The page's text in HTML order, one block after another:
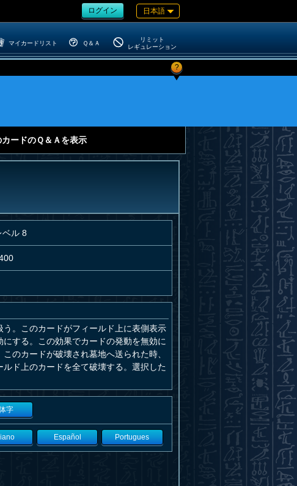
ログイン 日本語
マイカードリスト Ｑ＆Ａ
リミット
レギュレーション
?
カードのＱ＆Ａを表示
ベル 8
。このカードがフィールド上に表側表示
する。この効果でカードの発動を無効に
のカードが破壊され墓地へ送られた時、
ド上のカードを全て破壊する。選択した
字
Español Portugues